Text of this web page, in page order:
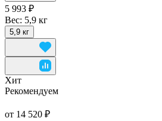
5 993 ₽
Вес: 5,9 кг
5,9 кг
Хит
Рекомендуем
от 14 520 ₽